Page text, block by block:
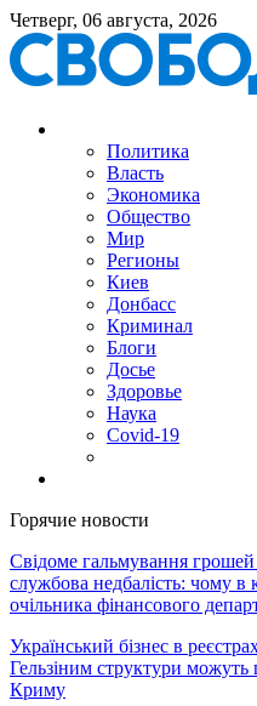
Четверг, 06 августа, 2026
Политика
Власть
Экономика
Общество
Мир
Регионы
Киев
Донбасс
Криминал
Блоги
Досье
Здоровье
Наука
Covid-19
Горячие новости
Свідоме гальмування
службова недбалість: чому в
очільника фінансового
Український бізнес в
Гельзіним структури
Криму